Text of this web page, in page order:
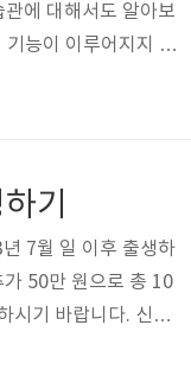
에 대해서도 알아보
능이 이루어지지 않
로 생긴 합병증이 더
기
7월 일 이후 출생하
50만 원으로 총 10
시기 바랍니다. 신청
터로 방문하여 신